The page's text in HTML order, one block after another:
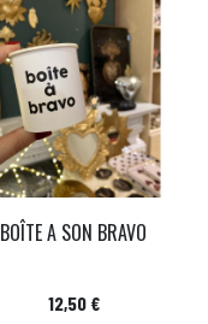
BOÎTE A SON BRAVO
Prix
12,50 €